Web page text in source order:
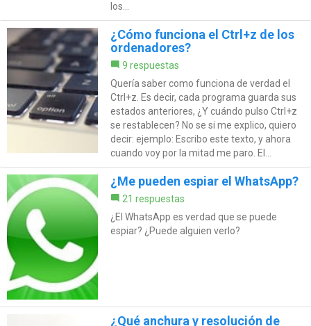
los...
¿Cómo funciona el Ctrl+z de los
ordenadores?
9 respuestas
Quería saber como funciona de verdad el
Ctrl+z. Es decir, cada programa guarda sus
estados anteriores, ¿Y cuándo pulso Ctrl+z
se restablecen? No se si me explico, quiero
decir: ejemplo: Escribo este texto, y ahora
cuando voy por la mitad me paro. El...
¿Me pueden espiar el WhatsApp?
21 respuestas
¿El WhatsApp es verdad que se puede
espiar? ¿Puede alguien verlo?
¿Qué anchura y resolución de